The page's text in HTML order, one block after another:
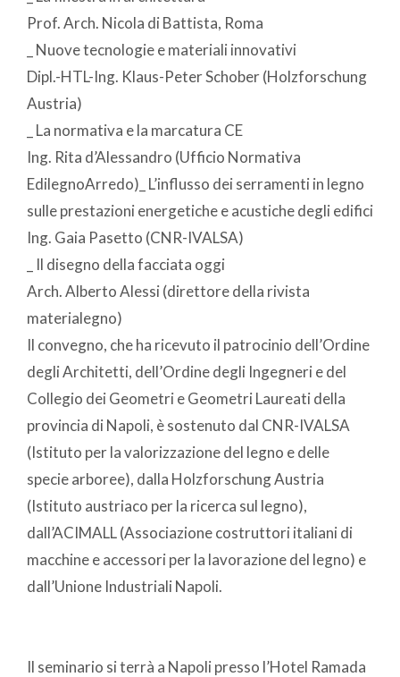
Prof. Arch. Nicola di Battista, Roma
_ Nuove tecnologie e materiali innovativi
Dipl.-HTL-Ing. Klaus-Peter Schober (Holzforschung
Austria)
_ La normativa e la marcatura CE
Ing. Rita d’Alessandro (Ufficio Normativa
EdilegnoArredo)_ L’influsso dei serramenti in legno
sulle prestazioni energetiche e acustiche degli edifici
Ing. Gaia Pasetto (CNR-IVALSA)
_ Il disegno della facciata oggi
Arch. Alberto Alessi (direttore della rivista
materialegno)
Il convegno, che ha ricevuto il patrocinio dell’Ordine
degli Architetti, dell’Ordine degli Ingegneri e del
Collegio dei Geometri e Geometri Laureati della
provincia di Napoli, è sostenuto dal CNR-IVALSA
(Istituto per la valorizzazione del legno e delle
specie arboree), dalla Holzforschung Austria
(Istituto austriaco per la ricerca sul legno),
dall’ACIMALL (Associazione costruttori italiani di
macchine e accessori per la lavorazione del legno) e
dall’Unione Industriali Napoli.
Il seminario si terrà a Napoli presso l’Hotel Ramada